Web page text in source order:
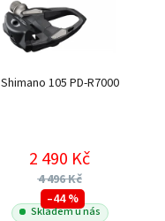
Shimano 105 PD-R7000
2 490 Kč
4 496 Kč
–44 %
Skladem u nás